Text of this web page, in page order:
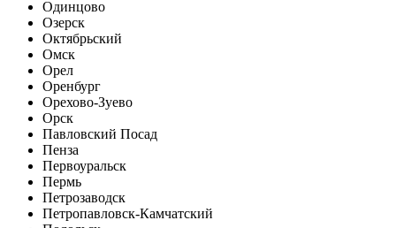
Одинцово
Озерск
Октябрьский
Омск
Орел
Оренбург
Орехово-Зуево
Орск
Павловский Посад
Пенза
Первоуральск
Пермь
Петрозаводск
Петропавловск-Камчатский